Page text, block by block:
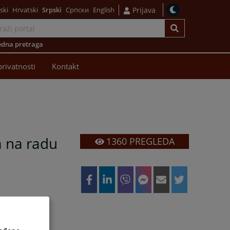
Hrvatski Srpski Српски English Prijava
pretraga
Kontakt
na radu 1360PREGLEDA